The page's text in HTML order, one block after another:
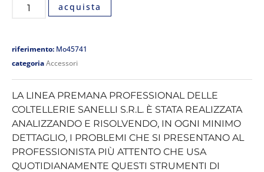
acquista
riferimento: Mo45741
categoriaAccessori
LA LINEA PREMANA PROFESSIONAL DELLE
COLTELLERIE SANELLI S.R.L. È STATA REALIZZATA
ANALIZZANDO E RISOLVENDO, IN OGNI MINIMO
DETTAGLIO, I PROBLEMI CHE SI PRESENTANO AL
PROFESSIONISTA PIÙ ATTENTO CHE USA
QUOTIDIANAMENTE QUESTI STRUMENTI DI